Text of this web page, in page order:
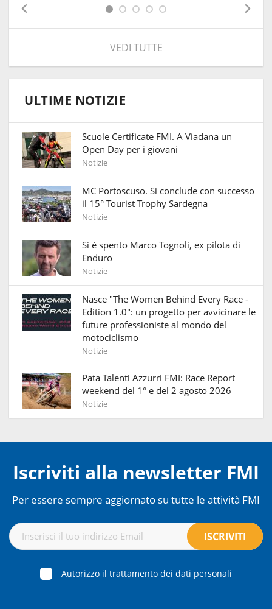
VEDI TUTTE
ULTIME NOTIZIE
Scuole Certificate FMI. A Viadana un
Open Day per i giovani
Notizie
MC Portoscuso. Si conclude con successo
il 15° Tourist Trophy Sardegna
Notizie
Si è spento Marco Tognoli, ex pilota di
Enduro
Notizie
Nasce "The Women Behind Every Race -
Edition 1.0": un progetto per avvicinare le
future professioniste al mondo del
motociclismo
Notizie
Pata Talenti Azzurri FMI: Race Report
weekend del 1° e del 2 agosto 2026
Notizie
Iscriviti alla newsletter FMI
Per essere sempre aggiornato su tutte le attività FMI
Autorizzo il trattamento dei dati personali